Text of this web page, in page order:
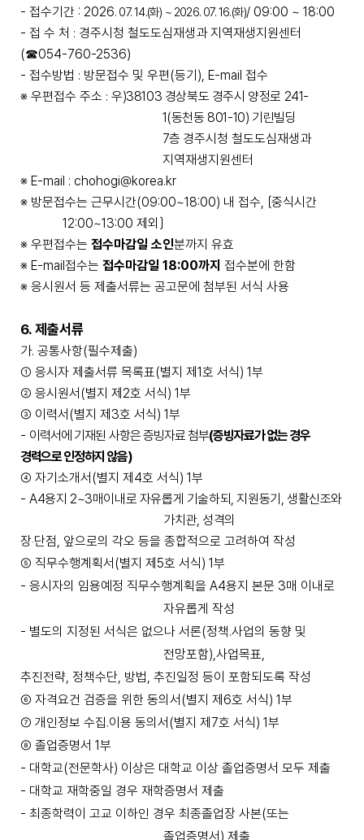
- 접수기간 : 2026. 07. 14.(화) ~ 2026. 07. 16.(화)/ 09:00 ~ 18:00
- 접 수 처 : 경주시청 철도도심재생과 지역재생지원센터
(☎054-760-2536)
- 접수방법 : 방문접수 및 우편(등기 ), E-mail 접수
※ 우편접수 주소 : 우)38103 경상북도 경주시 양정로 241-
1(동천동 801-10) 기린빌딩
7층 경주시청 철도도심재생과
지역재생지원센터
※ E-mail : chohogi@korea.kr
※ 방문접수는 근무시간(09:00~18:00) 내 접수, 〔중식시간
12:00~13:00제외 〕
※ 우편접수는 접수마감일 소인분까지 유효
※ E-mail 접수는 접수마감일 18:00까지 접수분에 한함
※ 응시원서 등 제출서류는 공고문에 첨부된 서식 사용
6. 제출서류
가. 공통사항(필수제출)
① 응시자 제출서류 목록표(별지 제 1호 서식) 1부
② 응시원서 (별지 제 2호 서식) 1부
③ 이력서 (별지 제 3호 서식) 1부
- 이력서에 기재된 사항은 증빙자료 첨부(증빙자료가 없는 경우
경력으로 인정하지 않음)
④ 자기소개서 (별지 제 4호 서식) 1부
- A4용지2~3매이내로 자유롭게 기술하되 ,지원동기 ,생활신조와
가치관, 성격의
장‧단점, 앞으로의 각오 등을 종합적으로 고려하여 작성
⑤ 직무수행계획서 (별지 제 5호 서식) 1부
- 응시자의 임용예정 직무수행계획을 A4용지 본문 3매 이내로
자유롭게 작성
- 별도의 지정된 서식은 없으나 서론(정책․사업의 동향 및
전망포함),사업목표,
추진전략, 정책수단, 방법, 추진일정 등이 포함되도록 작성
⑥ 자격요건 검증을 위한 동의서 (별지 제 6호 서식) 1부
⑦ 개인정보 수집․이용 동의서 (별지 제 7호 서식) 1부
⑧ 졸업증명서 1부
- 대학교(전문학사) 이상은 대학교 이상 졸업증명서 모두 제출
- 대학교 재학중일 경우 재학증명서 제출
- 최종학력이 고교 이하인 경우 최종졸업장 사본(또는
졸업증명서 ) 제출